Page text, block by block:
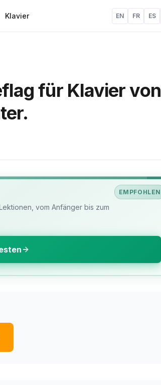
Klavier EN FR ES
für Klavier von
EMPFOHLEN
vom Anfänger bis zum